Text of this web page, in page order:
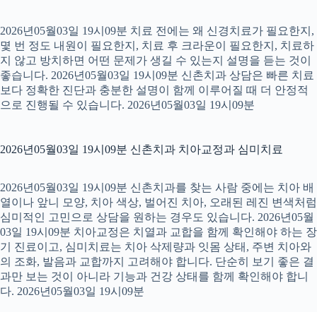
2026년05월03일 19시09분 치료 전에는 왜 신경치료가 필요한지,
몇 번 정도 내원이 필요한지, 치료 후 크라운이 필요한지, 치료하
지 않고 방치하면 어떤 문제가 생길 수 있는지 설명을 듣는 것이
좋습니다. 2026년05월03일 19시09분 신촌치과 상담은 빠른 치료
보다 정확한 진단과 충분한 설명이 함께 이루어질 때 더 안정적
으로 진행될 수 있습니다. 2026년05월03일 19시09분
2026년05월03일 19시09분 신촌치과 치아교정과 심미치료
2026년05월03일 19시09분 신촌치과를 찾는 사람 중에는 치아 배
열이나 앞니 모양, 치아 색상, 벌어진 치아, 오래된 레진 변색처럼
심미적인 고민으로 상담을 원하는 경우도 있습니다. 2026년05월
03일 19시09분 치아교정은 치열과 교합을 함께 확인해야 하는 장
기 진료이고, 심미치료는 치아 삭제량과 잇몸 상태, 주변 치아와
의 조화, 발음과 교합까지 고려해야 합니다. 단순히 보기 좋은 결
과만 보는 것이 아니라 기능과 건강 상태를 함께 확인해야 합니
다. 2026년05월03일 19시09분